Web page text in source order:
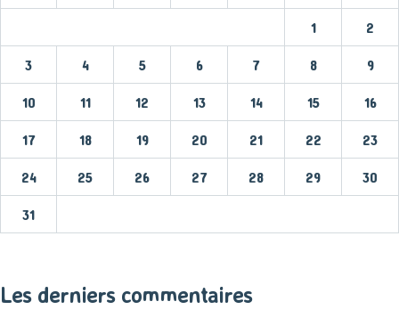
1 2
3 4 5 6 7 8 9
10 11 12 13 14 15 16
17 18 19 20 21 22 23
24 25 26 27 28 29 30
31
Les derniers commentaires